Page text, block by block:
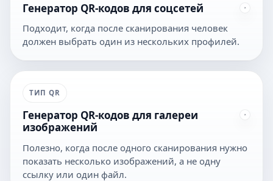
Генератор QR-кодов для соцсетей
Подходит, когда после сканирования человек
должен выбрать один из нескольких профилей.
ТИП QR
Генератор QR-кодов для галереи
изображений
Полезно, когда после одного сканирования нужно
показать несколько изображений, а не одну
ссылку или один файл.